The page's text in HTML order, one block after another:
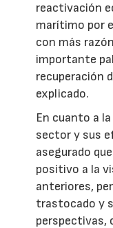
reactivación
marítimo por
con más
importante
recuperación
explicado.
En cuanto a
sector y sus
asegurado
positivo a la
anteriores,
trastocado y
perspectivas,